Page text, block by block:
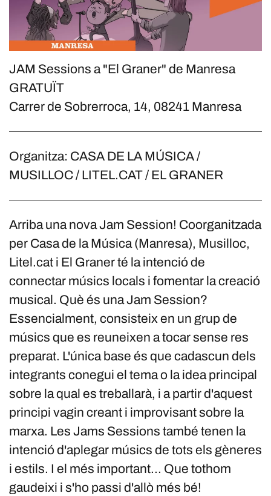
JAM Sessions a "El Graner" de Manresa
GRATUÏT
Carrer de Sobrerroca, 14, 08241 Manresa
Organitza: CASA DE LA MÚSICA /
MUSILLOC / LITEL.CAT / EL GRANER
Arriba una nova Jam Session! Coorganitzada
per Casa de la Música (Manresa), Musilloc,
Litel.cat i El Graner té la intenció de
connectar músics locals i fomentar la creació
musical. Què és una Jam Session?
Essencialment, consisteix en un grup de
músics que es reuneixen a tocar sense res
preparat. L'única base és que cadascun dels
integrants conegui el tema o la idea principal
sobre la qual es treballarà, i a partir d'aquest
principi vagin creant i improvisant sobre la
marxa. Les Jams Sessions també tenen la
intenció d'aplegar músics de tots els gèneres
i estils. I el més important... Que tothom
gaudeixi i s'ho passi d'allò més bé!